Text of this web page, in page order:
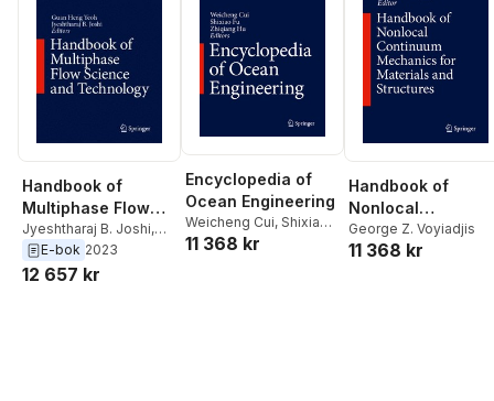
Handbook of
Multiphase Flow
Science and
Technology
Jyeshtharaj B. Joshi,
Guan Heng Yeoh
E-bok 2023
12 657 kr
Encyclopedia of
Ocean Engineering
Weicheng Cui, Shixiao
Fu ,Zhiqiang Hu
11 368 kr
Handbook of
Nonlocal
Continuum
Mechanics for
George Z. Voyiadjis
11 368 kr